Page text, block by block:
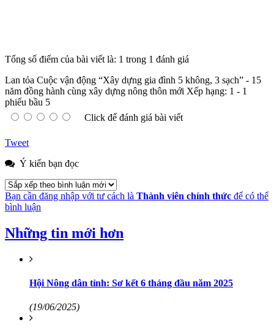
Tổng số điểm của bài viết là: 1 trong 1 đánh giá
Lan tỏa Cuộc vận động “Xây dựng gia đình 5 không, 3 sạch” - 15
năm đồng hành cùng xây dựng nông thôn mới Xếp hạng: 1 - 1
phiếu bầu 5
Click để đánh giá bài viết
Tweet
Ý kiến bạn đọc
Bạn cần đăng nhập với tư cách là Thành viên chính thức để có thể
bình luận
Những tin mới hơn
Hội Nông dân tỉnh: Sơ kết 6 tháng đầu năm 2025
(19/06/2025)